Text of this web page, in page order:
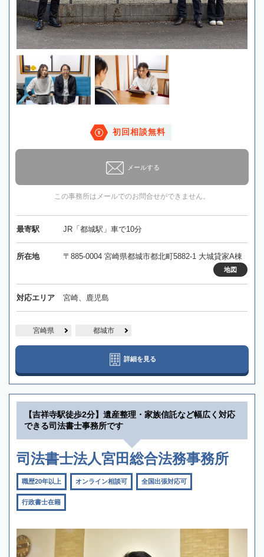
初回相談無料
メールする
この事務所はメールでのお問合せができません。
最寄駅 JR「都城駅」車で10分
所在地 〒885-0004 宮崎県都城市都北町5882-1 大城貸家A棟
地図
対応エリア 宮崎、鹿児島
宮崎県 都城市
詳細を見る
【吉祥寺駅徒歩2分】遺産整理・家族信託など幅広く対応
できる司法書士事務所です
司法書士法人宮田総合法務事務所
職歴20年以上 オンライン相談可 全国出張対応可
行政書士在籍